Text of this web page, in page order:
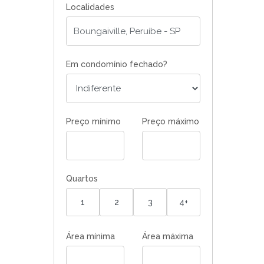
Localidades
Em condomínio fechado?
Preço mínimo Preço máximo
Quartos
1 2 3 4+
Área mínima Área máxima